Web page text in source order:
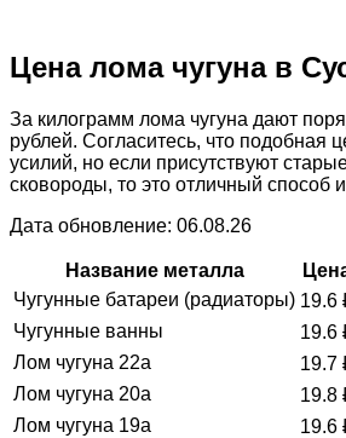
Цена лома чугуна в
За килограмм лома чугуна дают
рублей. Согласитесь, что подобная
усилий, но если присутствуют
сковороды, то это отличный способ
Дата обновление: 06.08.26
Название металла
Чугунные батареи (радиаторы) 19.6
Чугунные ванны
19.6
Лом чугуна 22а
19.7
Лом чугуна 20а
19.8
Лом чугуна 19а
19.6